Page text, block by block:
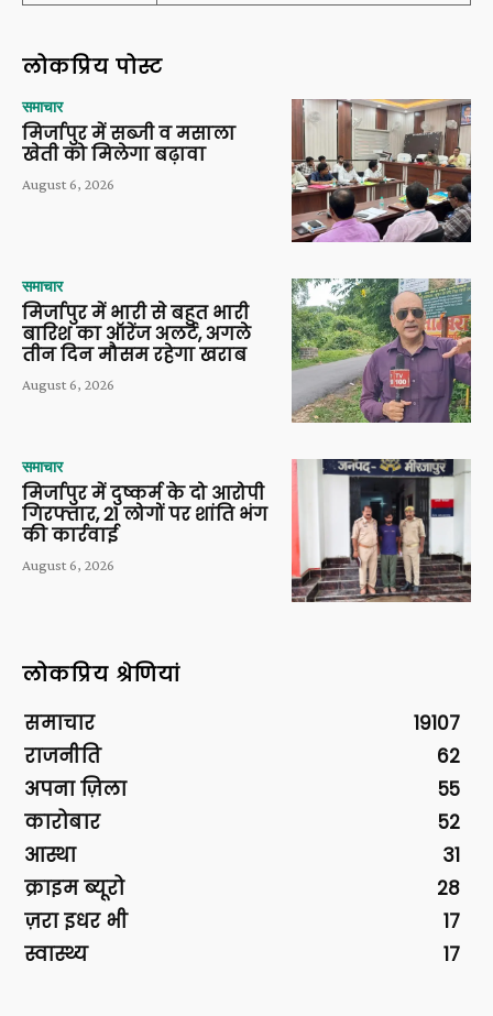
लोकप्रिय पोस्ट
समाचार
मिर्जापुर में सब्जी व मसाला
खेती को मिलेगा बढ़ावा
August 6, 2026
समाचार
मिर्जापुर में भारी से बहुत भारी
बारिश का ऑरेंज अलर्ट, अगले
तीन दिन मौसम रहेगा खराब
August 6, 2026
समाचार
मिर्जापुर में दुष्कर्म के दो आरोपी
गिरफ्तार, 21 लोगों पर शांति भंग
की कार्रवाई
August 6, 2026
लोकप्रिय श्रेणियां
समाचार
19107
राजनीति
62
अपना ज़िला
55
कारोबार
52
आस्था
31
क्राइम ब्यूरो
28
ज़रा इधर भी
17
स्वास्थ्य
17